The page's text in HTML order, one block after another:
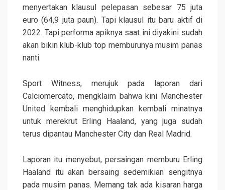
menyertakan klausul pelepasan sebesar 75 juta
euro (64,9 juta paun). Tapi klausul itu baru aktif di
2022. Tapi performa apiknya saat ini diyakini sudah
akan bikin klub-klub top memburunya musim panas
nanti.
Sport Witness, merujuk pada laporan dari
Calciomercato, mengklaim bahwa kini Manchester
United kembali menghidupkan kembali minatnya
untuk merekrut Erling Haaland, yang juga sudah
terus dipantau Manchester City dan Real Madrid.
Laporan itu menyebut, persaingan memburu Erling
Haaland itu akan bersaing sedemikian sengitnya
pada musim panas. Memang tak ada kisaran harga